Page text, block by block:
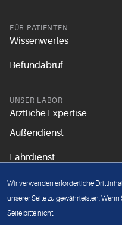
FÜR PATIENTEN
Wissenwertes
Befundabruf
UNSER LABOR
Ärztliche Expertise
Außendienst
Fahrdienst
Unsere Grundsätze
Wir verwenden erforderliche
unserer Seite zu gewährleisten.
Seite bitte nicht.